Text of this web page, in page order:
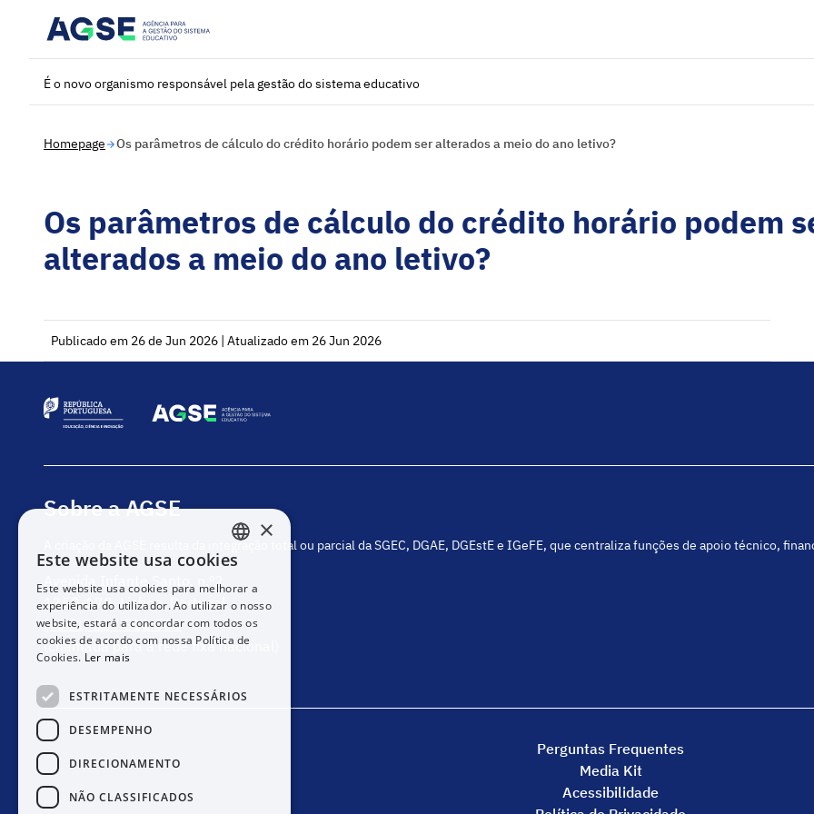
É o novo organismo responsável pela gestão do sistema educativo
Homepage Os parâmetros de cálculo do crédito horário podem ser alterados a meio do ano letivo?
Os parâmetros de cálculo do crédito horário podem
alterados a meio do ano letivo?
Publicado em 26 de Jun 2026 | Atualizado em 26 Jun 2026
Sobre a AGSE
A criação da AGSE resulta da integração total ou parcial da SGEC, DGAE, DGEstE e IGeFE, que centraliza funções de apoio técnico,
Avenida Infante Santo, n.º2
1350-178, Lisboa, Portugal
(+351) 217 811 600
(chamada para a rede fixa nacional)
Perguntas Frequentes
Media Kit
Acessibilidade
PORTUGUESE
ENGLISH
×
Este website usa cookies
Este website usa cookies para melhorar a
experiência do utilizador. Ao utilizar o nosso
website, estará a concordar com todos os
cookies de acordo com nossa Política de
Cookies. Ler mais
ESTRITAMENTE NECESSÁRIOS
DESEMPENHO
DIRECIONAMENTO
NÃO CLASSIFICADOS